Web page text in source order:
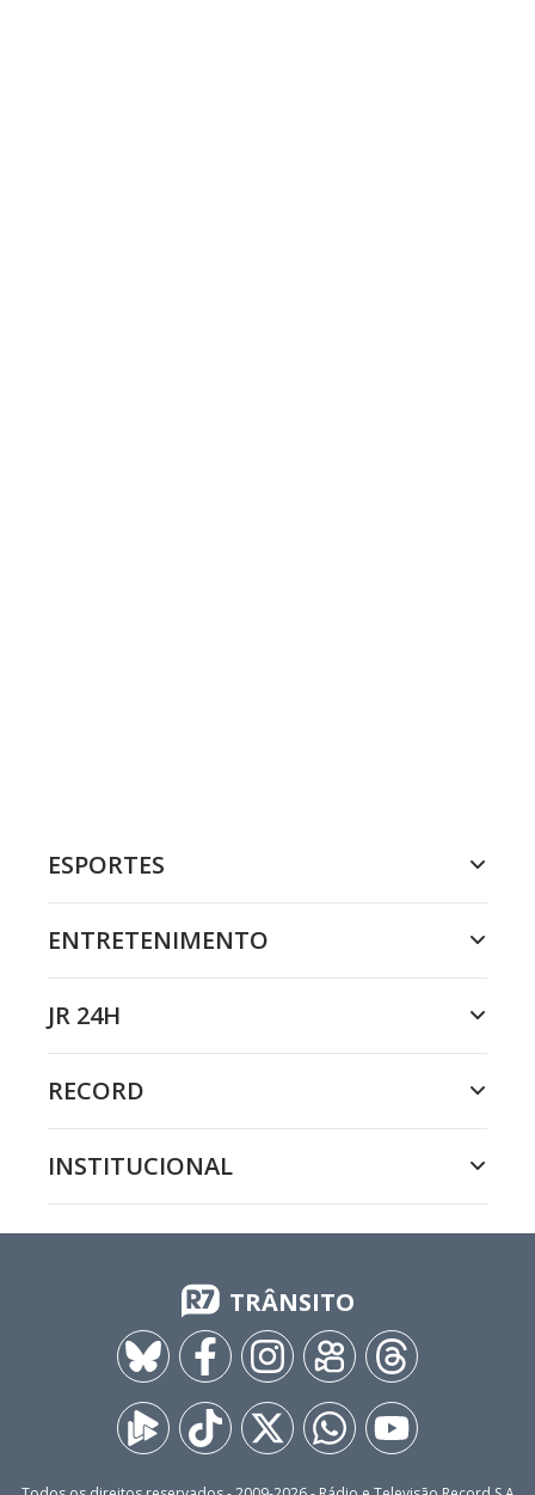
ESPORTES
ENTRETENIMENTO
JR 24H
RECORD
INSTITUCIONAL
TRÂNSITO